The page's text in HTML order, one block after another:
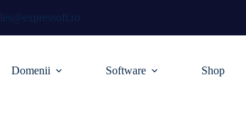
Domenii Software Shop